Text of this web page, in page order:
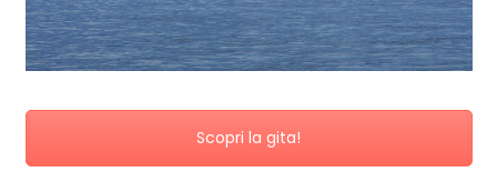
Scopri la gita!